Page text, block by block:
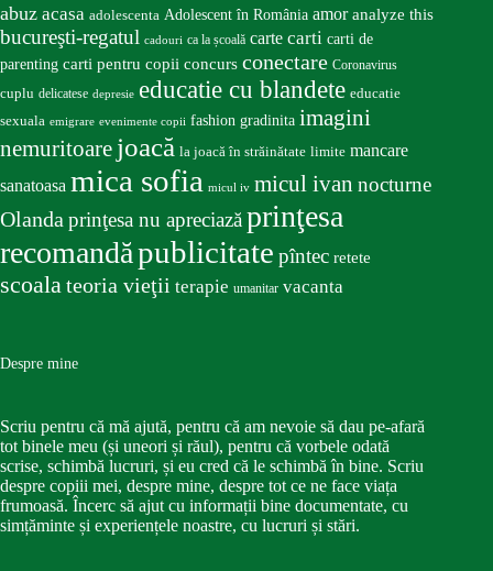
abuz acasa adolescenta Adolescent în România amor analyze this
bucureşti-regatul cadouri ca la școală carte carti carti de
parenting carti pentru copii concurs conectare Coronavirus
cuplu delicatese depresie educatie cu blandete educatie
sexuala emigrare evenimente copii fashion gradinita imagini
nemuritoare joacă la joacă în străinătate limite mancare
sanatoasa mica sofia micul iv micul ivan nocturne
Olanda prinţesa nu apreciază prinţesa
recomandăpublicitate pîntec retete
scoala teoria vieţii terapie umanitar vacanta
Despre mine
Scriu pentru că mă ajută, pentru că am nevoie să dau pe-afară
tot binele meu (și uneori și răul), pentru că vorbele odată
scrise, schimbă lucruri, și eu cred că le schimbă în bine. Scriu
despre copiii mei, despre mine, despre tot ce ne face viața
frumoasă. Încerc să ajut cu informații bine documentate, cu
simțăminte și experiențele noastre, cu lucruri și stări.